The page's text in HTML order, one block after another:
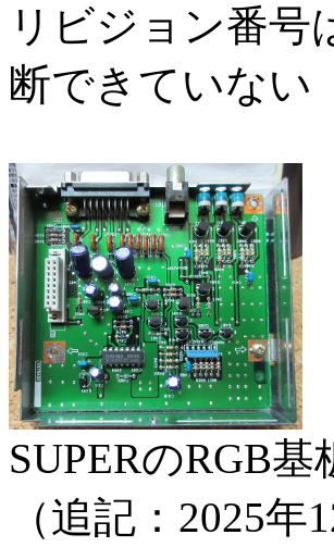
リビジョン番
断できていない
SUPERのRGB
（追記：2025年